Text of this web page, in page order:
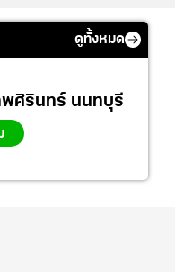
ดูทั้งหมด
พศิรินทร์ นนทบุรี